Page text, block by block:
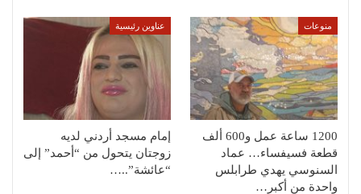
منوعات
1200 ساعة عمل و600 ألف
قطعة فسيفساء… عماد
السنوسي يهدي طرابلس
واحدة من أكبر…
عناوين رئيسية
إمام مسجد أردني لديه
زوجتان يتحول من “أحمد” إلى
“عائشة”..…